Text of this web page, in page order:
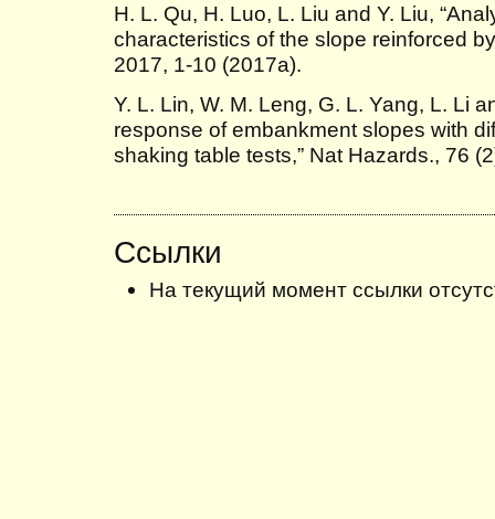
H. L. Qu, H. Luo, L. Liu and Y. Liu,
characteristics of the slope reinforced
2017, 1-10 (2017a).
Y. L. Lin, W. M. Leng, G. L. Yang, L. Li
response of embankment slopes with
shaking table tests,” Nat Hazards., 76
Ссылки
На текущий момент ссылки